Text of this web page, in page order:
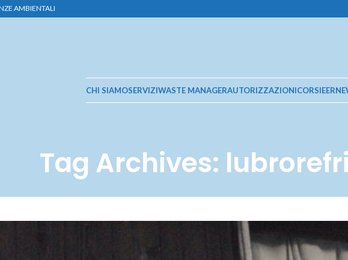
AMBIENTALI
CHI SIAMOSERVIZIWASTE MANAGERAUTORIZZAZIONICORSIEER
Tag Archives: